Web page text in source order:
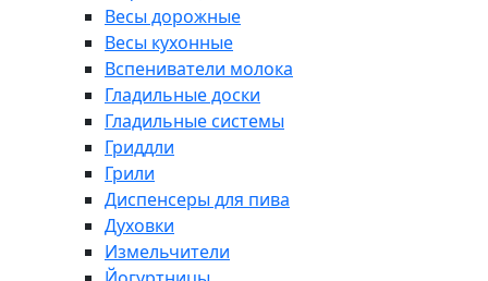
Весы дорожные
Весы кухонные
Вспениватели молока
Гладильные доски
Гладильные системы
Гриддли
Грили
Диспенсеры для пива
Духовки
Измельчители